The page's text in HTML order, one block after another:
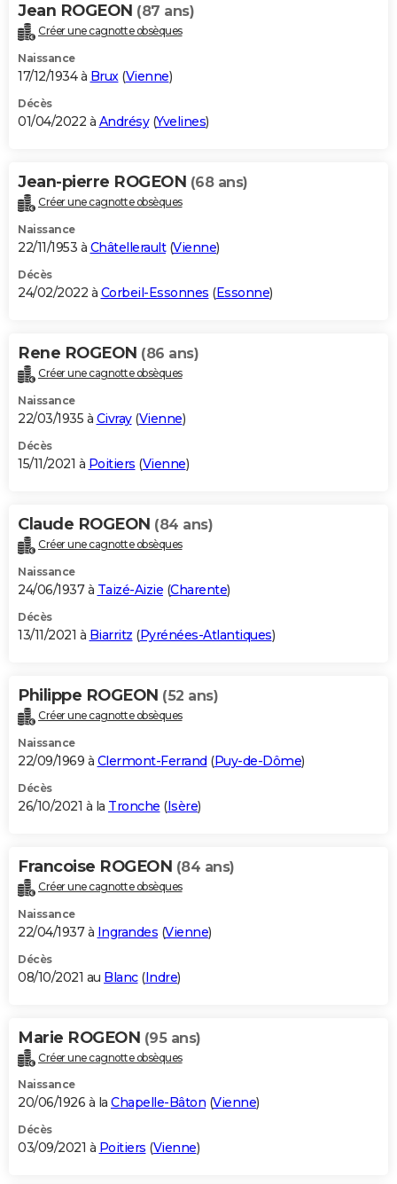
Jean ROGEON (87 ans)
Créer une cagnotte obsèques
Naissance
17/12/1934 à Brux(Vienne)
Décès
01/04/2022 à Andrésy(Yvelines)
Jean-pierre ROGEON (68 ans)
Créer une cagnotte obsèques
Naissance
22/11/1953 à Châtellerault(Vienne)
Décès
24/02/2022 à Corbeil-Essonnes (Essonne)
Rene ROGEON (86 ans)
Créer une cagnotte obsèques
Naissance
22/03/1935 à Civray(Vienne)
Décès
15/11/2021 à Poitiers (Vienne)
Claude ROGEON (84 ans)
Créer une cagnotte obsèques
Naissance
24/06/1937 à Taizé-Aizie (Charente)
Décès
13/11/2021 à Biarritz (Pyrénées-Atlantiques)
Philippe ROGEON (52 ans)
Créer une cagnotte obsèques
Naissance
22/09/1969 à Clermont-Ferrand (Puy-de-Dôme)
Décès
26/10/2021 à la Tronche (Isère)
Francoise ROGEON (84 ans)
Créer une cagnotte obsèques
Naissance
22/04/1937 à Ingrandes (Vienne)
Décès
08/10/2021 au Blanc(Indre)
Marie ROGEON (95 ans)
Créer une cagnotte obsèques
Naissance
20/06/1926 à la Chapelle-Bâton (Vienne)
Décès
03/09/2021 à Poitiers (Vienne)